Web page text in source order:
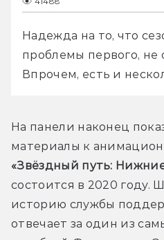
Надежда на то, что
проблемы первого, не
Впрочем, есть и
На панели наконец
«Звёздный путь:
состоится в 2020 году.
историю службы
отвечает за один из